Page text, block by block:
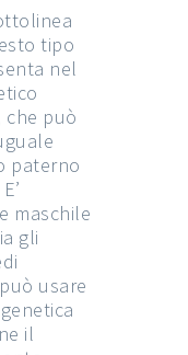
tipo
nel
che può
paterno
maschile
gli
usare
il